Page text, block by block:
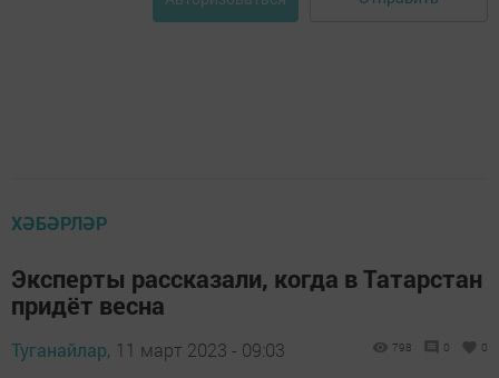
ХӘБӘРЛӘР
Эксперты рассказали, когда в Татарстан
придёт весна
Туганайлар, 11 март 2023 - 09:03 798 0 0